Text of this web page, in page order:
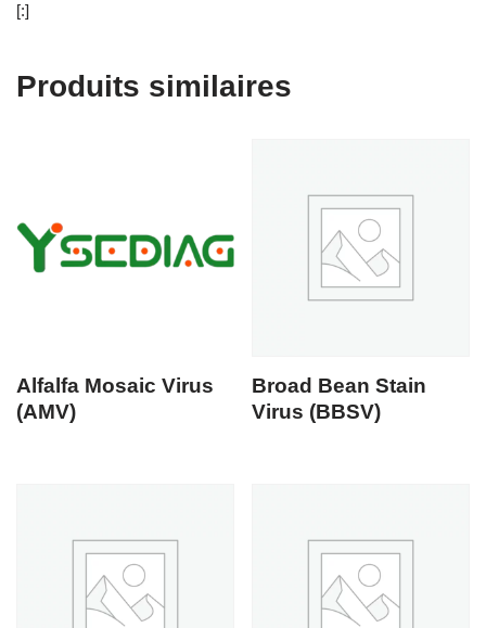
[:]
Produits similaires
Alfalfa Mosaic Virus
(AMV)
Broad Bean Stain
Virus (BBSV)